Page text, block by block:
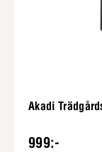
Akadi
999:-